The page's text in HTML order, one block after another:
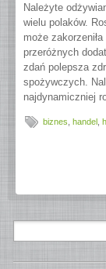
Należyte
wielu polaków.
może
przeróżnych
zdań polepsza
spożywczych.
najdynamiczniej
biznes handel